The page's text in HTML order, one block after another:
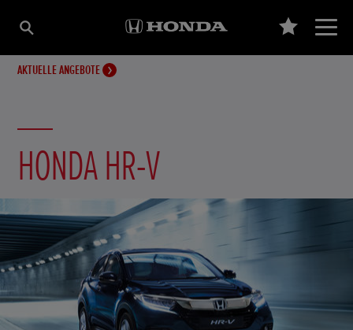
AKTUELLE ANGEBOTE
HONDA HR-V